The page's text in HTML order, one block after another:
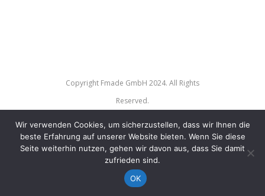
Copyright Fmade GmbH 2024. All Rights
Reserved.
Wir verwenden Cookies, um sicherzustellen, dass wir Ihnen die
beste Erfahrung auf unserer Website bieten. Wenn Sie diese
Seite weiterhin nutzen, gehen wir davon aus, dass Sie damit
zufrieden sind.
OK
WordPress Appliance - Powered byTurnKey Linux